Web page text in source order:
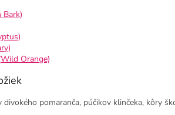
Bark)
Orange)
divokého pomaranča, púčikov klinčeka, kôry